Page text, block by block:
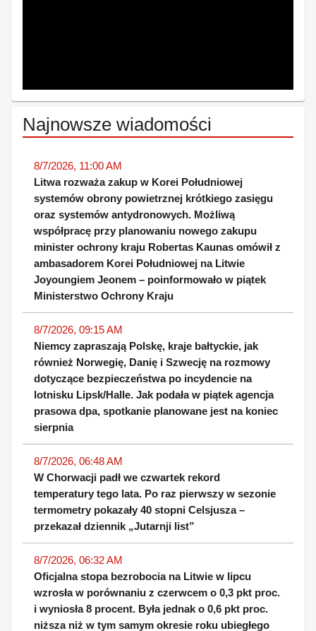
Najnowsze wiadomości
8/7/2026, 11:00 AM
Litwa rozważa zakup w Korei Południowej
systemów obrony powietrznej krótkiego zasięgu
oraz systemów antydronowych. Możliwą
współpracę przy planowaniu nowego zakupu
minister ochrony kraju Robertas Kaunas omówił z
ambasadorem Korei Południowej na Litwie
Joyoungiem Jeonem – poinformowało w piątek
Ministerstwo Ochrony Kraju
8/7/2026, 09:15 AM
Niemcy zapraszają Polskę, kraje bałtyckie, jak
również Norwegię, Danię i Szwecję na rozmowy
dotyczące bezpieczeństwa po incydencie na
lotnisku Lipsk/Halle. Jak podała w piątek agencja
prasowa dpa, spotkanie planowane jest na koniec
sierpnia
8/7/2026, 06:48 AM
W Chorwacji padł we czwartek rekord
temperatury tego lata. Po raz pierwszy w sezonie
termometry pokazały 40 stopni Celsjusza –
przekazał dziennik „Jutarnji list”
8/7/2026, 06:32 AM
Oficjalna stopa bezrobocia na Litwie w lipcu
wzrosła w porównaniu z czerwcem o 0,3 pkt proc.
i wyniosła 8 procent. Była jednak o 0,6 pkt proc.
niższa niż w tym samym okresie roku ubiegłego